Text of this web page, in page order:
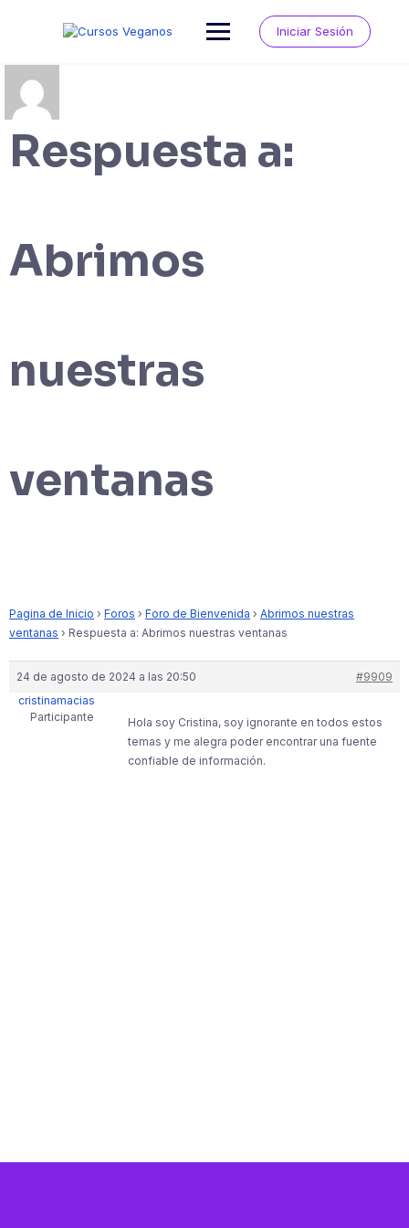
Iniciar Sesión
Respuesta a:
Abrimos
nuestras
ventanas
Pagina de Inicio › Foros › Foro de Bienvenida › Abrimos nuestras
ventanas › Respuesta a: Abrimos nuestras ventanas
24 de agosto de 2024 a las 20:50
#9909
cristinamacias
Participante
Hola soy Cristina, soy ignorante en todos estos
temas y me alegra poder encontrar una fuente
confiable de información.